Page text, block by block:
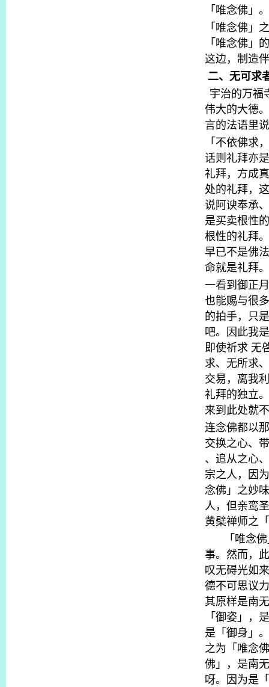
「唯念佛」。
「唯念佛」
「唯念佛」
这边，制造
二、无可求
宇治的万福
伟大的大德
言的法语里
「不依佛求
话则礼拜亦
礼拜，方成
处的礼拜，
说阿谀奉承
是买卖根性
根性的礼拜
早已不是佛
命就是礼拜。
一看到御正
也能赐与很
的拍手，只
吧。因此我
即使祈求 无
求、无所求
交易，离我
礼拜的独立
来到此处就
连念佛都以
交换之心、
、追从之心
宗之人，因
念佛」之妙
人，但亲鸾
黄檗禅师之
「唯念
事。然而，
叹无碍光如
德不可思议
其原样是南
「御姿」，
是「御身」
之为「唯念
佛」，是南
呀。因为是